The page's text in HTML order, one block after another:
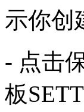
示你创
- 点击
板